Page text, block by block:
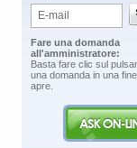
​Fare una domanda
all'amministratore:
​Basta fare clic sul
una domanda in una
apre.